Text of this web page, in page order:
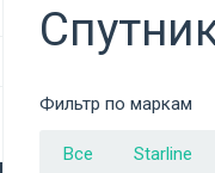
Фильтр по маркам
Все Starline